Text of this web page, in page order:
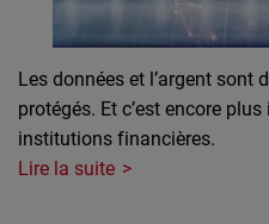
Les données et l’argent
protégés. Et c’est encore
institutions financières.
Lire la suite